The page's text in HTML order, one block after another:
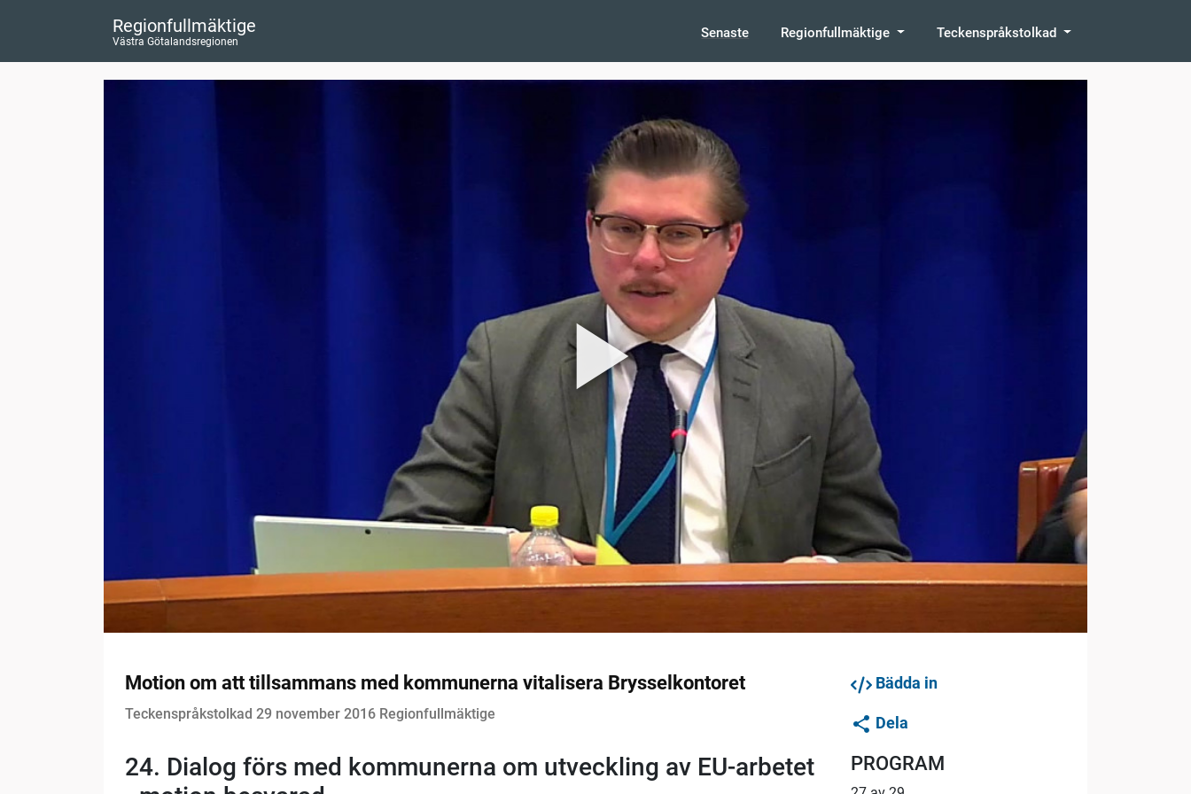
Regionfullmäktige
Västra Götalandsregionen
Senaste Regionfullmäktige Teckenspråkstolkad
Motion om att tillsammans med kommunerna vitalisera Brysselkontoret
Teckenspråkstolkad 29 november 2016 Regionfullmäktige
24. Dialog förs med kommunerna om utveckling av EU-arbetet
Bädda in
Dela
PROGRAM